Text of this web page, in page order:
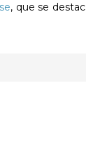
, que se